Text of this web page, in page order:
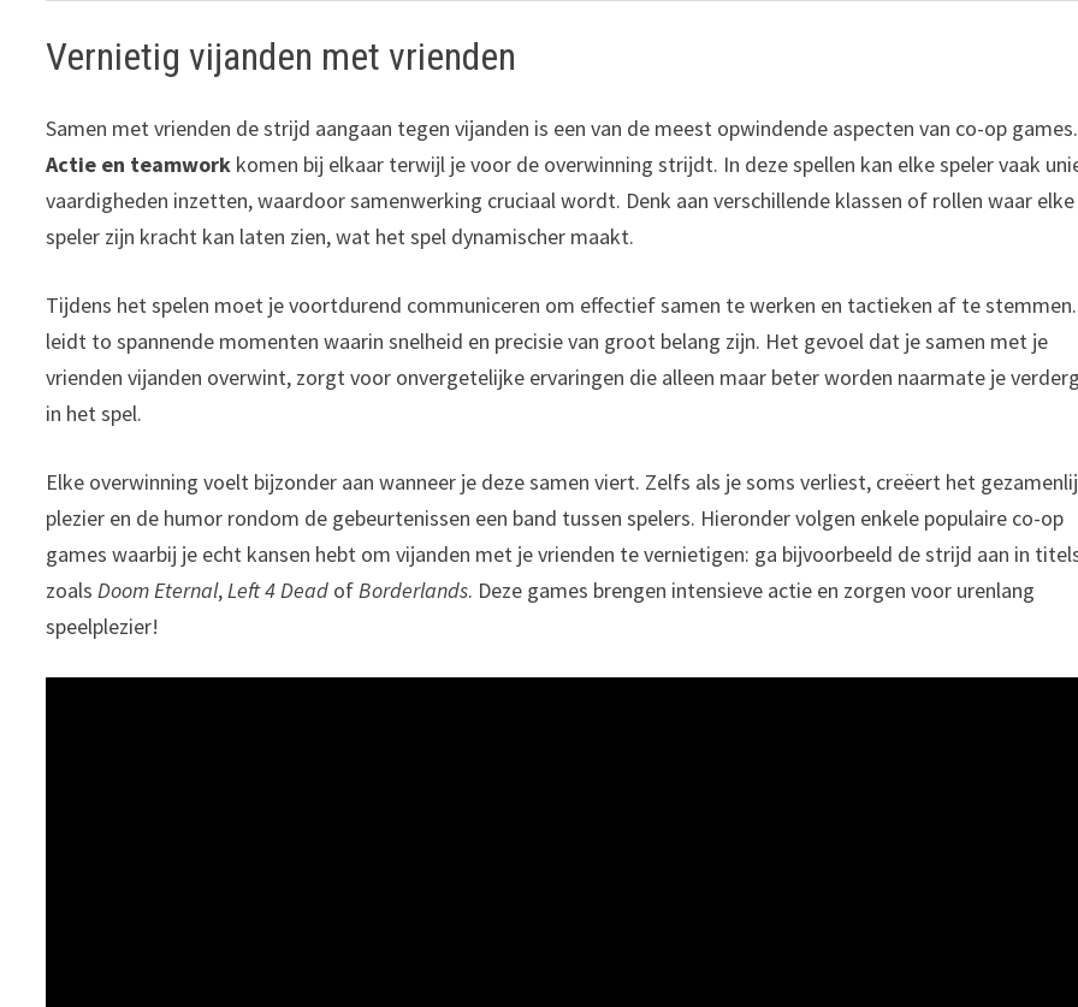
Vernietig vijanden met vrienden
Samen met vrienden de strijd aangaan tegen vijanden is een van de meest opwindende aspecten van co-op games.
Actie en teamwork komen bij elkaar terwijl je voor de overwinning strijdt. In deze spellen kan elke speler vaak
vaardigheden inzetten, waardoor samenwerking cruciaal wordt. Denk aan verschillende klassen of rollen waar elke
speler zijn kracht kan laten zien, wat het spel dynamischer maakt.
Tijdens het spelen moet je voortdurend communiceren om effectief samen te werken en tactieken af te
leidt to spannende momenten waarin snelheid en precisie van groot belang zijn. Het gevoel dat je samen met je
vrienden vijanden overwint, zorgt voor onvergetelijke ervaringen die alleen maar beter worden naarmate je
in het spel.
Elke overwinning voelt bijzonder aan wanneer je deze samen viert. Zelfs als je soms verliest, creëert het
plezier en de humor rondom de gebeurtenissen een band tussen spelers. Hieronder volgen enkele populaire co-op
games waarbij je echt kansen hebt om vijanden met je vrienden te vernietigen: ga bijvoorbeeld de strijd aan in
zoalsDoom Eternal,Left 4 Dead ofBorderlands. Deze games brengen intensieve actie en zorgen voor urenlang
speelplezier!